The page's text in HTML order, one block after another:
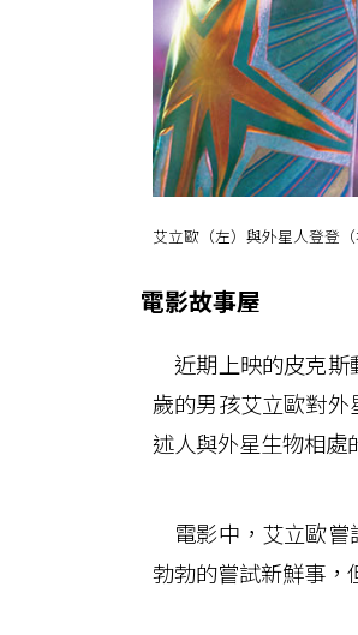
艾立歐（左）與外星人登登
電影故事屋
近期上映的皮克斯
歲的男孩艾立歐對
述人與外星生物相處
電影中，艾立歐嘗
勃勃的嘗試新鮮事，